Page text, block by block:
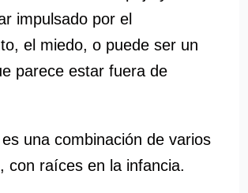
impulsado por el
el miedo, o puede ser un
parece estar fuera de
una combinación de varios
con raíces en la infancia.